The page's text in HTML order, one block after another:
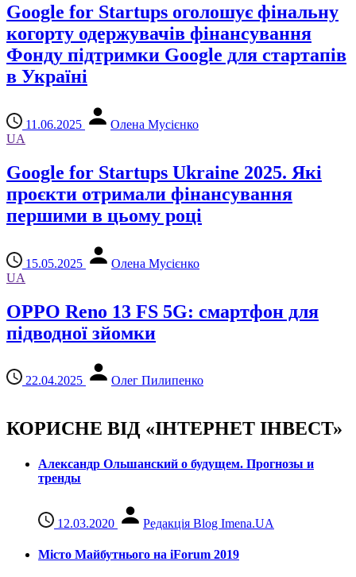
Google for Startups оголошує фінальну
когорту одержувачів фінансування
Фонду підтримки Google для стартапів
в Україні
11.06.2025
Олена Мусієнко
UA
Google for Startups Ukraine 2025. Які
проєкти отримали фінансування
першими в цьому році
15.05.2025
Олена Мусієнко
UA
OPPO Reno 13 FS 5G: смартфон для
підводної зйомки
22.04.2025 Олег Пилипенко
КОРИСНЕ ВІД «ІНТЕРНЕТ ІНВЕСТ»
Александр Ольшанский о будущем. Прогнозы и
тренды
12.03.2020 Редакція Blog Imena.UA
Місто Майбутнього на iForum 2019